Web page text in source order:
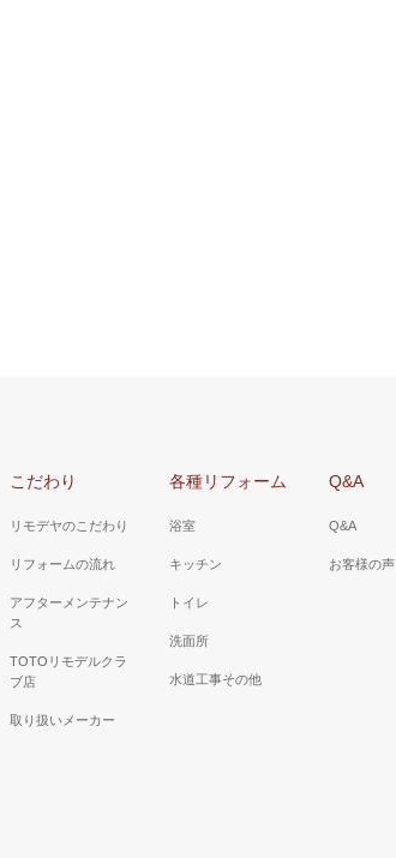
こだわり
リモデヤのこだわり
リフォームの流れ
アフターメンテナン
ス
TOTOリモデルクラ
ブ店
取り扱いメーカー
各種リフォーム
浴室
キッチン
トイレ
洗面所
水道工事その他
Q&A
Q&A
お客様の声